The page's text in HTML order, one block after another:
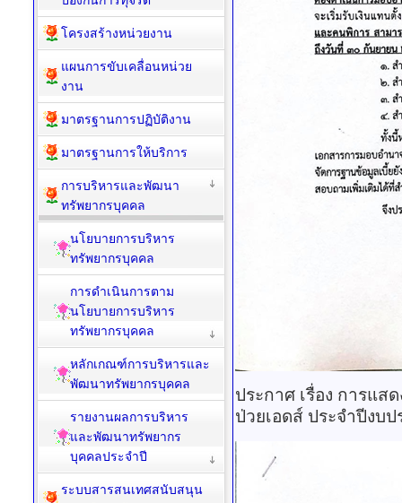
ประกาศ เรื่อง การแส
ป่วยเอดส์ ประจำปีงบ
ป้องกันการทุจริต
โครงสร้างหน่วยงาน
แผนการขับเคลื่อนหน่วย
งาน
มาตรฐานการปฏิบัติงาน
มาตรฐานการให้บริการ
การบริหารและพัฒนา
ทรัพยากรบุคคล
นโยบายการบริหาร
ทรัพยากรบุคคล
การดำเนินการตาม
นโยบายการบริหาร
ทรัพยากรบุคคล
หลักเกณฑ์การบริหารและ
พัฒนาทรัพยากรบุคคล
รายงานผลการบริหาร
และพัฒนาทรัพยากร
บุคคลประจำปี